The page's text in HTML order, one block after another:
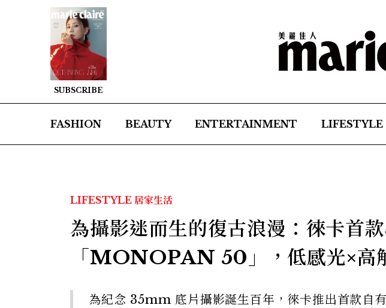
SUBSCRIBE
FASHION BEAUTY ENTERTAINMENT LIFESTYLE
LIFESTYLE 居家生活
為攝影迷而生的復古浪漫：徠卡首
「MONOPAN 50」，低感光×高
為紀念 35mm 底片攝影誕生百年，徠卡推出首款自